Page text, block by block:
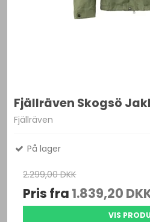
Fjällräven Skogsö
Fjällräven
På lager
2.299,00 DKK
Pris fra 1.839,20
VIS